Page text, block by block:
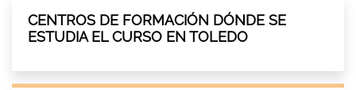
CENTROS DE FORMACIÓN DÓNDE SE
ESTUDIA EL CURSO EN TOLEDO